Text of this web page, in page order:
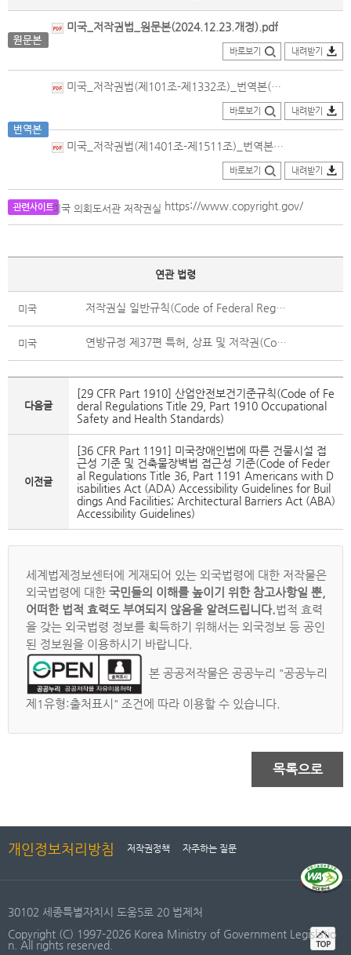
미국_저작권법_원문본(2024.12.23.개정).pdf
바로보기 내려받기
미국_저작권법(제101조-제1332조)_번역본(2008.10.16.개정)_의회법률정보포털.PDF
바로보기 내려받기
미국_저작권법(제1401조-제1511조)_번역본(2022.12.23.개정).pdf
바로보기 내려받기
미국 의회도서관 저작권실 https://www.copyright.gov/
연관 법령
미국 저작권실 일반규칙(Code of Federal Regulations Title 37, Part 201 General Provisions)
미국 연방규정 제37편 특허, 상표 및 저작권(Code of Federal Regulations Title 37 Patents, Trademarks and Copyrights)
다음글
[29 CFR Part 1910] 산업안전보건기준규칙(Code of Fe
deral Regulations Title 29, Part 1910 Occupational
Safety and Health Standards)
이전글
[36 CFR Part 1191] 미국장애인법에 따른 건물시설 접
근성 기준 및 건축물장벽법 접근성 기준(Code of Feder
al Regulations Title 36, Part 1191 Americans with D
isabilities Act (ADA) Accessibility Guidelines for Buil
dings And Facilities; Architectural Barriers Act (ABA)
Accessibility Guidelines)
세계법제정보센터에 게재되어 있는 외국법령에 대한 저작물은
외국법령에 대한 국민들의 이해를 높이기 위한 참고사항일 뿐,
어떠한 법적 효력도 부여되지 않음을 알려드립니다.법적 효력
을 갖는 외국법령 정보를 획득하기 위해서는 외국정보 등 공인
된 정보원을 이용하시기 바랍니다.
본 공공저작물은 공공누리 "공공누리
제1유형:출처표시" 조건에 따라 이용할 수 있습니다.
목록으로
개인정보처리방침 저작권정책 자주하는 질문
30102 세종특별자치시 도움5로 20 법제처
Copyright (C) 1997-2026 Korea Ministry of Government Legislatio
n. All rights reserved.